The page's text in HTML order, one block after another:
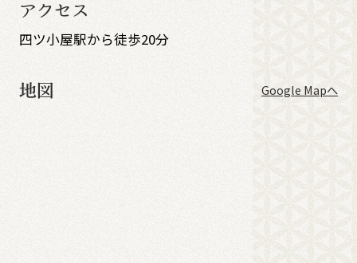
アクセス
四ツ小屋駅から徒歩20分
地図 Google Mapへ